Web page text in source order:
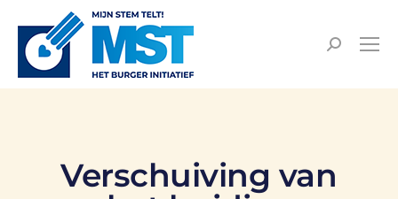
Verschuiving van